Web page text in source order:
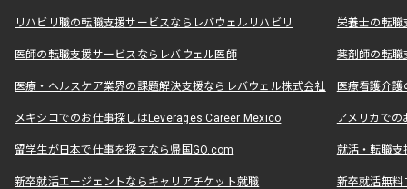
リハビリ職の転職支援サービスならレバウェルリハビリ 栄養士の転
医師の転職支援サービスならレバウェル医師 薬剤師の転
医療・ヘルスケア業界の課題解決支援ならレバウェル株式会社 医療看護介
メキシコでのお仕事探しはLeverages Career Mexico アメリカで
留学生が日本で仕事を探すなら帰国GO.com 就活・転職
新卒就活エージェントならキャリアチケット就職 新卒就活無料